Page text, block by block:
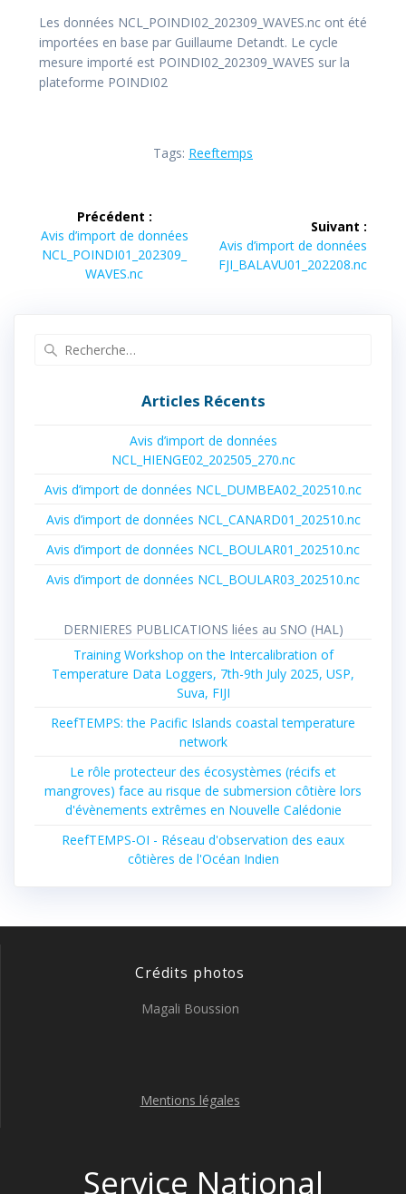
Les données NCL_POINDI02_202309_WAVES.nc ont été
importées en base par Guillaume Detandt. Le cycle
mesure importé est POINDI02_202309_WAVES sur la
plateforme POINDI02
Tags: Reeftemps
Navigation
de
l’article
Précédent :
Article
précédent :
Avis d’import de données
NCL_POINDI01_202309_
WAVES.nc
Suivant :
Article
suivant :
Avis d’import de données
FJI_BALAVU01_202208.nc
Articles Récents
Avis d’import de données
NCL_HIENGE02_202505_270.nc
Avis d’import de données NCL_DUMBEA02_202510.nc
Avis d’import de données NCL_CANARD01_202510.nc
Avis d’import de données NCL_BOULAR01_202510.nc
Avis d’import de données NCL_BOULAR03_202510.nc
DERNIERES PUBLICATIONS liées au SNO (HAL)
Training Workshop on the Intercalibration of
Temperature Data Loggers, 7th-9th July 2025, USP,
Suva, FIJI
ReefTEMPS: the Pacific Islands coastal temperature
network
Le rôle protecteur des écosystèmes (récifs et
mangroves) face au risque de submersion côtière lors
d'évènements extrêmes en Nouvelle Calédonie
ReefTEMPS-OI - Réseau d'observation des eaux
côtières de l'Océan Indien
Crédits photos
Magali Boussion
Mentions légales
Service National